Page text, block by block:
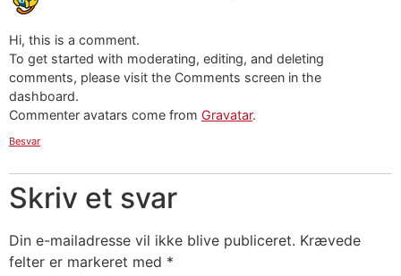
Hi, this is a comment.
To get started with moderating, editing, and deleting
comments, please visit the Comments screen in the
dashboard.
Commenter avatars come from Gravatar.
Besvar
Skriv et svar
Din e-mailadresse vil ikke blive publiceret. Krævede
felter er markeret med *